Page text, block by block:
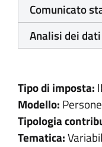
Comunicato
Analisi dei dati
Tipo di imposta:
Modello:
Tipologia
Tematica: